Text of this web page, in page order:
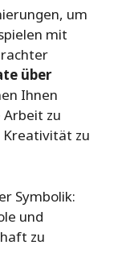
um
mit
über
Ihnen
zu
zu
Symbolik:
und
zu